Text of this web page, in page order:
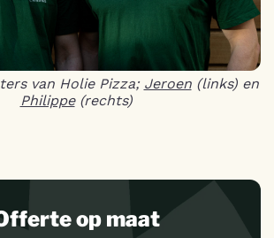
van Holie Pizza; Jeroen(links) en
Philippe(rechts)
op maat